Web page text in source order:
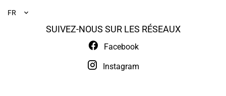
FR
SUIVEZ-NOUS SUR LES RÉSEAUX
Facebook
Instagram